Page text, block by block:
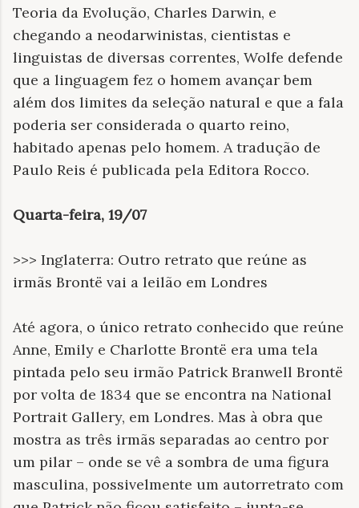
Teoria da Evolução, Charles Darwin, e
chegando a neodarwinistas, cientistas e
linguistas de diversas correntes, Wolfe defende
que a linguagem fez o homem avançar bem
além dos limites da seleção natural e que a fala
poderia ser considerada o quarto reino,
habitado apenas pelo homem. A tradução de
Paulo Reis é publicada pela Editora Rocco.
Quarta-feira, 19/07
>>> Inglaterra: Outro retrato que reúne as
irmãs Brontë vai a leilão em Londres
Até agora, o único retrato conhecido que reúne
Anne, Emily e Charlotte Brontë era uma tela
pintada pelo seu irmão Patrick Branwell Brontë
por volta de 1834 que se encontra na National
Portrait Gallery, em Londres. Mas à obra que
mostra as três irmãs separadas ao centro por
um pilar – onde se vê a sombra de uma figura
masculina, possivelmente um autorretrato com